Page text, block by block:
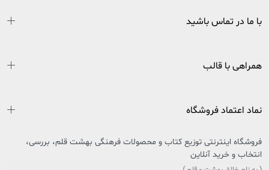
با ما در تماس باشید
همراهی با قالب
نماد اعتماد فروشگاه
فروشگاه اینترنتی توزیع کتاب و محصولات فرهنگی بهشت قلم، بررسی،
انتخاب و خرید آنلاین